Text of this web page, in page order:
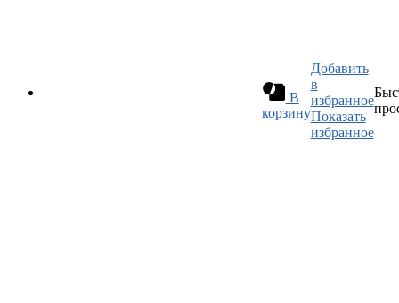
В
корзину
Добавить
в
избранное
Показать
избранное